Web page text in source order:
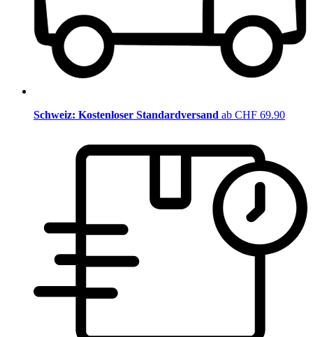
Schweiz: Kostenloser Standardversand ab CHF 69.90